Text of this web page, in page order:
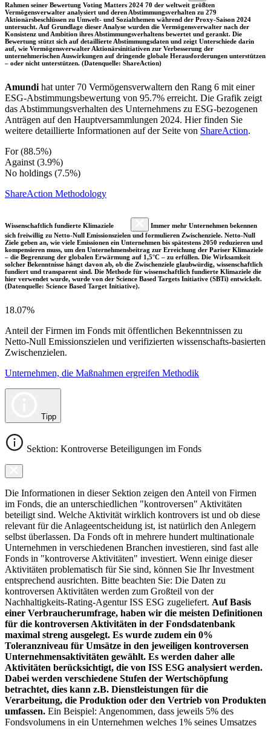
Rahmen seiner Bewertung Voting Matters 2024 70 der weltweit größten
Vermögensverwalter analysiert und deren Abstimmungsverhalten zu 279
Aktionärsbeschlüssen zu Umwelt- und Sozialthemen während der Proxy-Saison 2024
untersucht. Auf Grundlage dieser Analyse wurden die Vermögensverwalter nach der
Konsistenz und Ambition ihres Abstimmungsverhaltens bewertet und gerankt. Die
Bewertung stützt sich auf detaillierte Abstimmungsdaten und zeigt Unterschiede darin
auf, wie Vermögensverwalter Aktionärsinitiativen zur Verbesserung der
unternehmerischen Auswirkungen auf dringende globale Herausforderungen unterstützen
– oder nicht unterstützen. (Datenquelle: ShareAction)
Amundi hat unter 70 Vermögensverwaltern den Rang 6 mit einer
ESG-Abstimmungsbewertung von 95.7% erreicht. Die Grafik zeigt
das Abstimmungsverhalten des Unternehmens zu ESG-bezogenen
Anträgen auf den Hauptversammlungen 2024. Hier finden Sie
weitere detaillierte Informationen auf der Seite von ShareAction.
For (88.5%)
Against (3.9%)
No holdings (7.5%)
ShareAction Methodology
Wissenschaftlich fundierte Klimaziele
Immer mehr Unternehmen bekennen
sich freiwillig zu Netto-Null Emissionszielen und formulieren Zwischenziele. Netto-Null
Ziele geben an, wie viele Emissionen ein Unternehmen bis spätestens 2050 reduzieren und
kompensieren muss, um den Unternehmensbeitrag zur Erreichung der Pariser Klimaziele
– die Begrenzung der globalen Erwärmung auf 1,5°C – zu erfüllen. Die Wirksamkeit
solcher Bekenntnisse hängt davon ab, ob die Zwischenziele glaubwürdig, wissenschaftlich
fundiert und transparent sind. Die Methode für wissenschaftlich fundierte Klimaziele die
hier verwendet wurde, wurde von der Science Based Targets Initiative (SBTi) entwickelt.
(Datenquelle: Science Based Target Initiative).
18.07%
Anteil der Firmen im Fonds mit öffentlichen Bekenntnissen zu
Netto-Null Emissionszielen und verifizierten wissenschafts-basierten
Zwischenzielen.
Unternehmen, die Maßnahmen ergreifen Methodik
Tipp
Sektion: Kontroverse Beteiligungen im Fonds
Die Informationen in dieser Sektion zeigen den Anteil von Firmen
im Fonds, die an unterschiedlichen "kontroversen" Aktivitäten
beteiligt sind. Welche Aktivität wirklich kontrovers ist und ob diese
relevant für die Anlageentscheidung ist, ist natürlich den Anlegern
selbst überlassen. Da Fonds oft in mehrere hundert multinationale
Unternehmen in verschiedenen Branchen investieren, sind fast alle
Fonds in "kontroverse Aktivitäten" investiert. Wenn einige dieser
Aktivitäten problematisch für Sie sind, können Sie Ihr Investment
entsprechend ausrichten. Bitte beachten Sie: Die Daten zu
kontroversen Aktivitäten werden zum Großteil von der
Nachhaltigkeits-Rating-Agentur ISS ESG zugeliefert. Auf Basis
einer Verbraucherumfrage, haben wir die meisten Definitionen
für die kontroversen Aktivitäten in der Fondsdatenbank
maximal streng ausgelegt. Es wurde zudem ein 0%
Toleranzniveau für Umsätze in den jeweiligen kontroversen
Unternehmensaktivitäten gewählt. Es werden daher alle
Aktivitäten berücksichtigt, die von ISS ESG analysiert werden.
Dabei werden verschiedene Stufen der Wertschöpfung
betrachtet, dies kann z.B. Dienstleistungen für die
Verarbeitung, die Produktion oder den Vertrieb von Produkten
umfassen. Ein Beispiel: Angenommen, dass jeweils 5% des
Fondsvolumens in ein Unternehmen welches 1% seines Umsatzes